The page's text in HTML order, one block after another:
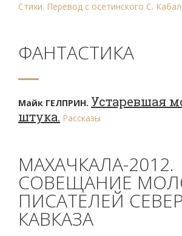
Стихи. Перевод с осетинского С.
ФАНТАСТИКА
Майк ГЕЛПРИН. Устаревшая
штука. Рассказы
МАХАЧКАЛА-2012.
СОВЕЩАНИЕ
ПИСАТЕЛЕЙ
КАВКАЗА